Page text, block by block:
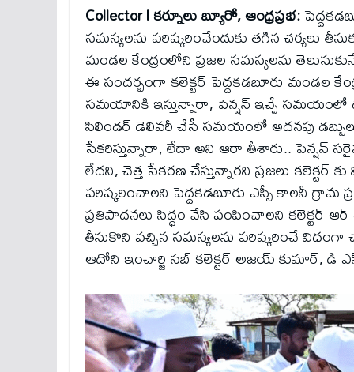
Collector l కర్నూలు బ్యూరో, ఆంధ్రప్రభ:
సమస్యలను పరిష్కరించేందుకు తగిన చర్యలు
మండల కేంద్రంలోని ప్రజల సమస్యలను
ఈ సందర్భంగా కలెక్టర్ పెద్దకడబూరు మండల
సమయానికి ఇస్తున్నారా, పెన్షన్ ఇచ్చే సమయంలో
సిలిండర్ డెలివరీ చేసే సమయంలో అదనపు డబ్బులు
సేకరిస్తున్నారా, లేదా అని ఆరా తీశారు.. పెన్షన్
లేదని, చెత్త సేకరణ చేస్తున్నారని ప్రజలు కలెక్టర్
పరిష్కరించాలని పెద్దకడబూరు ఎస్సీ కాలనీ గ్రామ
ప్రతిపాదనలు సిద్ధం చేసి పంపించాలని కలెక్టర్
తీసుకొని వచ్చిన సమస్యలను పరిష్కరించే విధంగా
ఆదోని ఇంచార్జి సబ్ కలెక్టర్ అజయ్ కుమార్, డి